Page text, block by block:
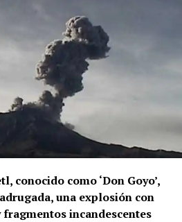
conocido como ‘Don Goyo’,
una explosión con
incandescentes